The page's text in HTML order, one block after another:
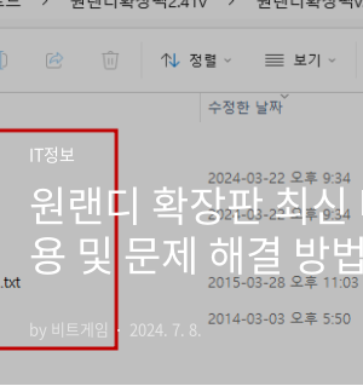
IT정보
원랜디 확장판 최신
용 및 문제 해결 방
by 비트게임 2024. 7. 8.